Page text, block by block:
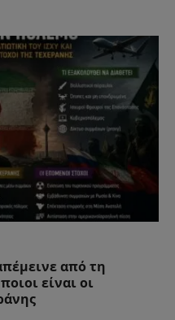
από τη
είναι οι